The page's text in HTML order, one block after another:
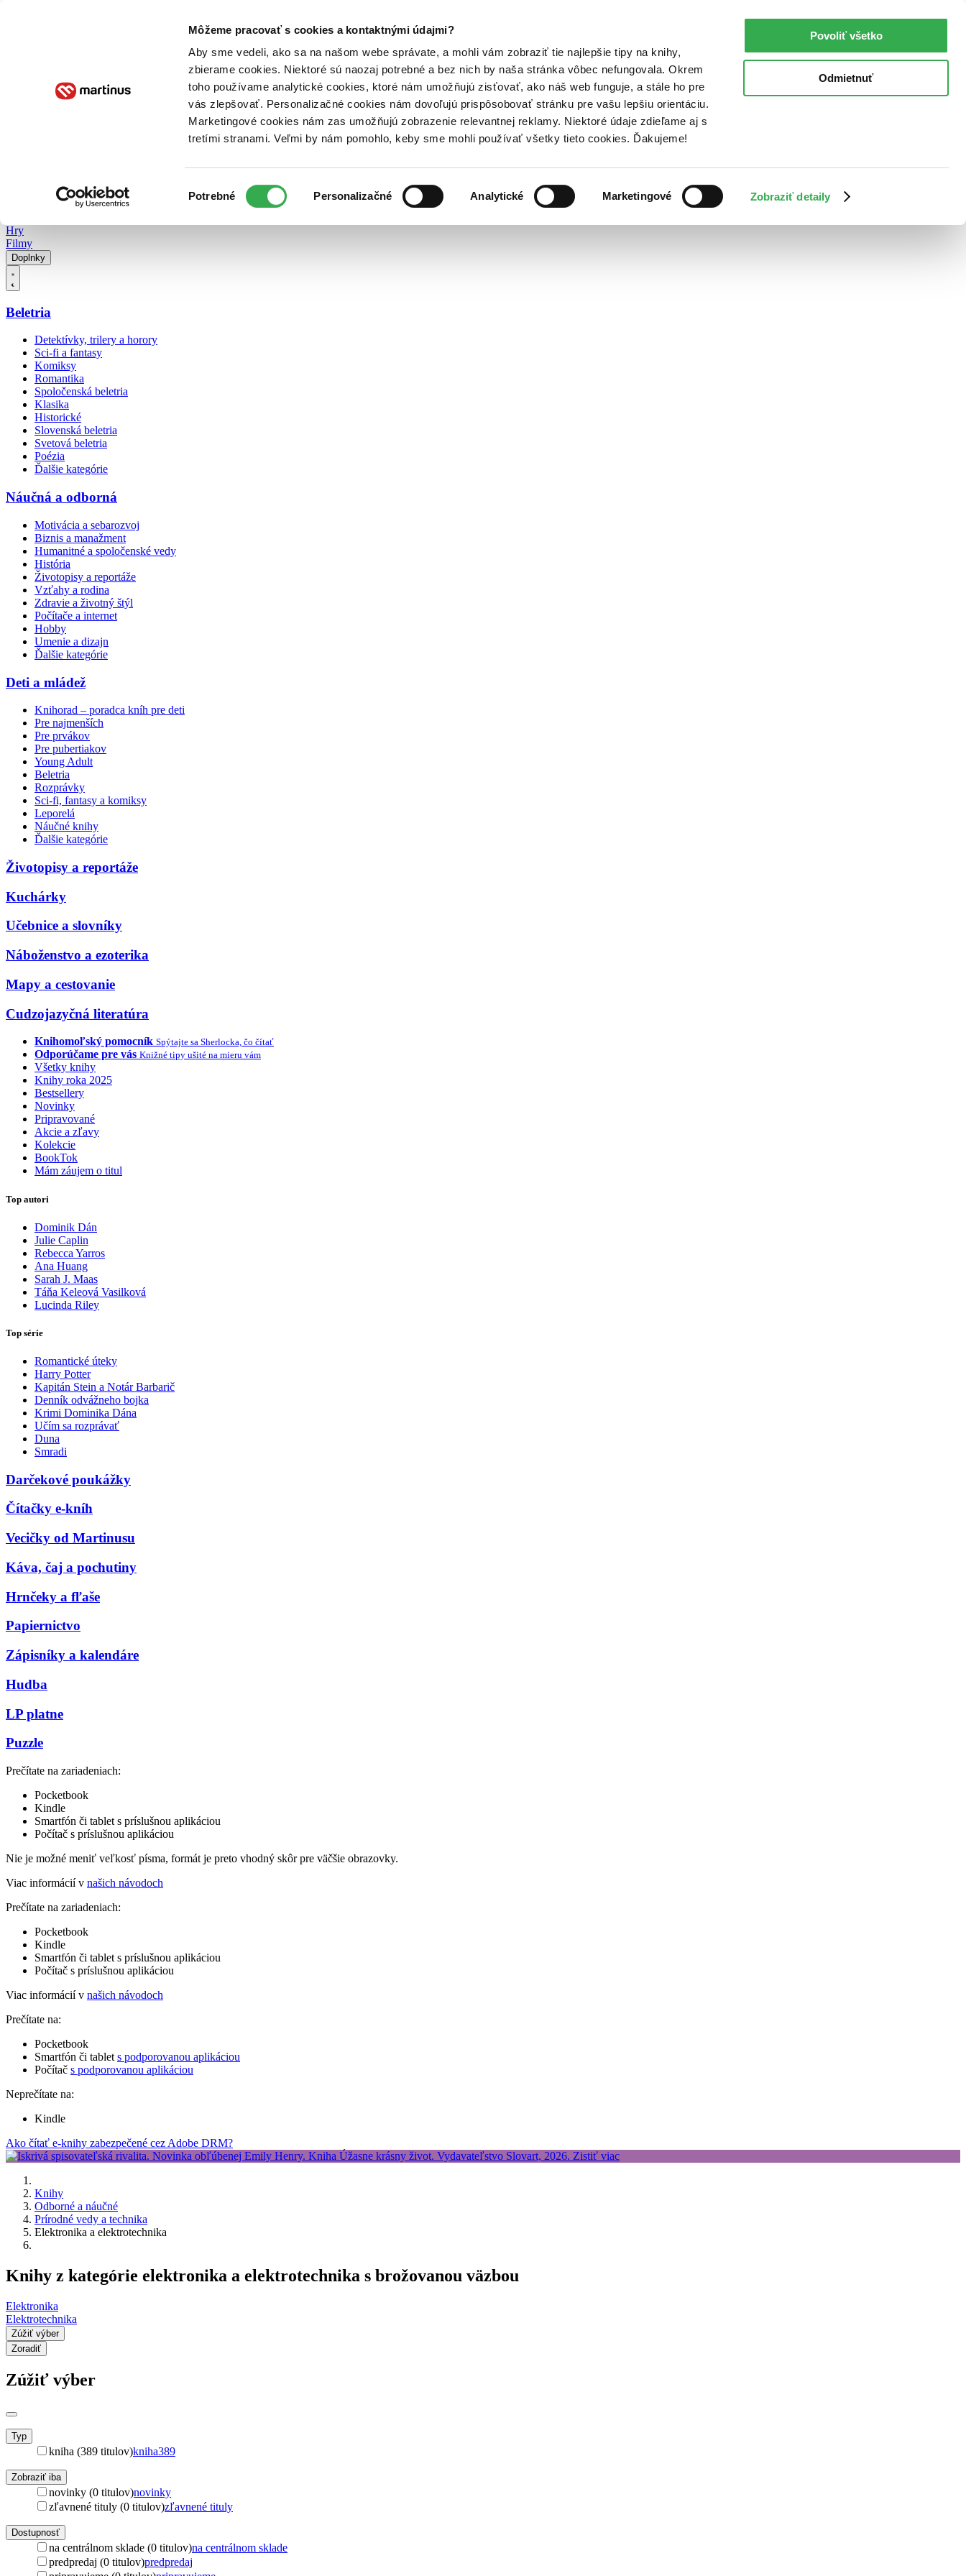
Môžeme pracovať s cookies a kontaktnými údajmi?
Aby sme vedeli, ako sa na našom webe správate, a mohli vám zobraziť tie najlepšie tipy na knihy,
zbierame cookies. Niektoré sú naozaj potrebné a bez nich by naša stránka vôbec nefungovala. Okrem
toho používame analytické cookies, ktoré nám umožňujú zisťovať, ako náš web funguje, a stále ho pre
vás zlepšovať. Personalizačné cookies nám dovoľujú prispôsobovať stránku pre vašu lepšiu orientáciu.
Marketingové cookies nám zas umožňujú zobrazenie relevantnej reklamy. Niektoré údaje zdieľame aj s
tretími stranami. Veľmi by nám pomohlo, keby sme mohli používať všetky tieto cookies. Ďakujeme!
súhlasu
Potrebné Personalizačné Analytické Marketingové Zobraziť detaily
Povoliť všetko
Odmietnuť
Poukážky Kontakt
Hry
Filmy
Doplnky
Beletria
Detektívky, trilery a horory
Sci-fi a fantasy
Komiksy
Romantika
Spoločenská beletria
Klasika
Historické
Slovenská beletria
Svetová beletria
Poézia
Ďalšie kategórie
Náučná a odborná
Motivácia a sebarozvoj
Biznis a manažment
Humanitné a spoločenské vedy
História
Životopisy a reportáže
Vzťahy a rodina
Zdravie a životný štýl
Počítače a internet
Hobby
Umenie a dizajn
Ďalšie kategórie
Deti a mládež
Knihorad – poradca kníh pre deti
Pre najmenších
Pre prvákov
Pre pubertiakov
Young Adult
Beletria
Rozprávky
Sci-fi, fantasy a komiksy
Leporelá
Náučné knihy
Ďalšie kategórie
Životopisy a reportáže
Kuchárky
Učebnice a slovníky
Náboženstvo a ezoterika
Mapy a cestovanie
Cudzojazyčná literatúra
Knihomoľský pomocník Spýtajte sa Sherlocka, čo čítať
Odporúčame pre vás Knižné tipy ušité na mieru vám
Všetky knihy
Knihy roka 2025
Bestsellery
Novinky
Pripravované
Akcie a zľavy
Kolekcie
BookTok
Mám záujem o titul
Top autori
Dominik Dán
Julie Caplin
Rebecca Yarros
Ana Huang
Sarah J. Maas
Táňa Keleová Vasilková
Lucinda Riley
Top série
Romantické úteky
Harry Potter
Kapitán Stein a Notár Barbarič
Denník odvážneho bojka
Krimi Dominika Dána
Učím sa rozprávať
Duna
Smradi
Darčekové poukážky
Čítačky e-kníh
Vecičky od Martinusu
Káva, čaj a pochutiny
Hrnčeky a fľaše
Papiernictvo
Zápisníky a kalendáre
Hudba
LP platne
Puzzle
Prečítate na zariadeniach:
Pocketbook
Kindle
Smartfón či tablet s príslušnou aplikáciou
Počítač s príslušnou aplikáciou
Nie je možné meniť veľkosť písma, formát je preto vhodný skôr pre väčšie obrazovky.
Viac informácií v našich návodoch
Prečítate na zariadeniach:
Pocketbook
Kindle
Smartfón či tablet s príslušnou aplikáciou
Počítač s príslušnou aplikáciou
Viac informácií v našich návodoch
Prečítate na:
Pocketbook
Smartfón či tablet s podporovanou aplikáciou
Počítač s podporovanou aplikáciou
Neprečítate na:
Kindle
Ako čítať e-knihy zabezpečené cez Adobe DRM?
Knihy
Odborné a náučné
Prírodné vedy a technika
Elektronika a elektrotechnika
Knihy z kategórie elektronika a elektrotechnika s brožovanou väzbou
Elektronika
Elektrotechnika
Zúžiť výber
Zoradiť
Zúžiť výber
Typ
kniha (389 titulov)kniha389
Zobraziť iba
novinky (0 titulov)novinky
zľavnené tituly (0 titulov)zľavnené tituly
Dostupnosť
na centrálnom sklade (0 titulov)na centrálnom sklade
predpredaj (0 titulov)predpredaj